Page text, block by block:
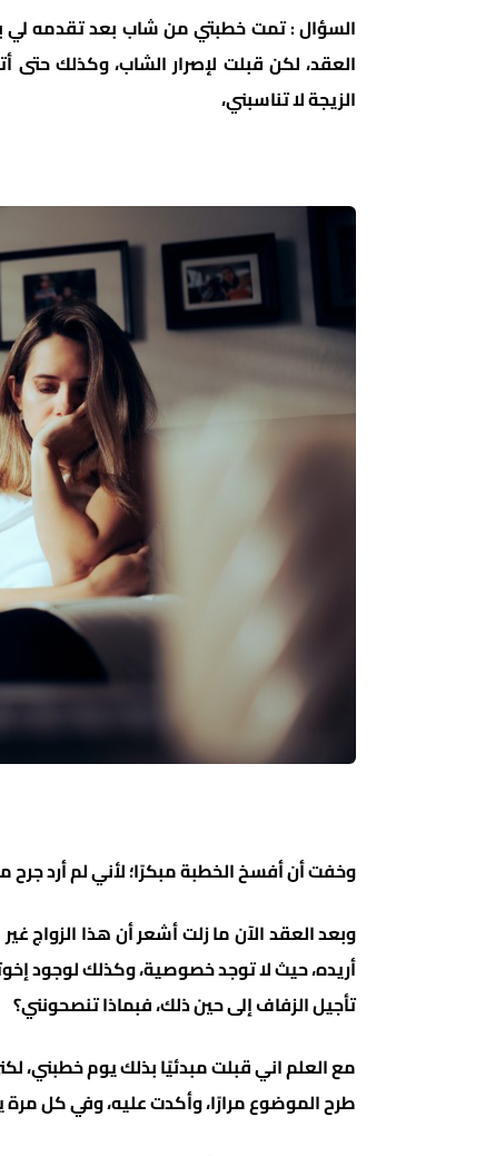
السؤال : تمت خطبتي من شاب بعد تقدمه لي
العقد، لكن قبلت لإصرار الشاب، وكذلك
الزيجة لا تناسبني،
وخفت أن أفسخ الخطبة مبكرًا؛ لأني لم أرد
وبعد العقد الآن ما زلت أشعر أن هذا
أريده، حيث لا توجد خصوصية، وكذلك لوجود
تأجيل الزفاف إلى حين ذلك، فبماذا تنصحونني؟
مع العلم اني قبلت مبدئيًا بذلك يوم خطبني،
طرح الموضوع مرارًا، وأكدت عليه، وفي كل مرة